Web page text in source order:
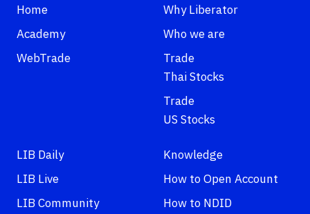
Home
Academy
WebTrade
Why Liberator
Who we are
Trade
Thai Stocks
Trade
US Stocks
LIB Daily
LIB Live
LIB Community
Knowledge
How to Open Account
How to NDID